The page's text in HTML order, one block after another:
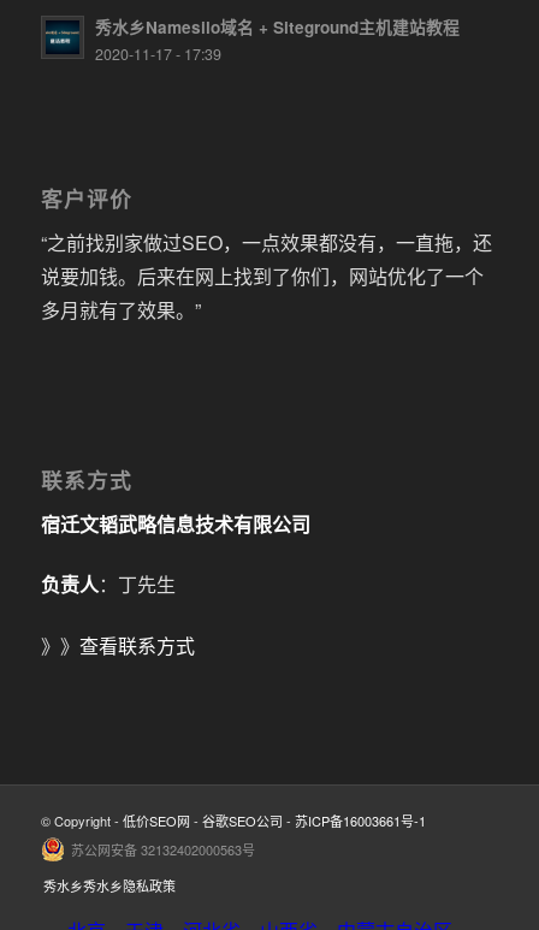
秀水乡Namesilo域名 + Siteground主机建站教程
2020-11-17 - 17:39
客户评价
“之前找别家做过SEO，一点效果都没有，一直拖，还
说要加钱。后来在网上找到了你们，网站优化了一个
多月就有了效果。”
联系方式
宿迁文韬武略信息技术有限公司
负责人：丁先生
》》 查看联系方式
© Copyright - 低价SEO网 - 谷歌SEO公司 - 苏ICP备16003661号-1
苏公网安备 32132402000563号
秀水乡秀水乡隐私政策